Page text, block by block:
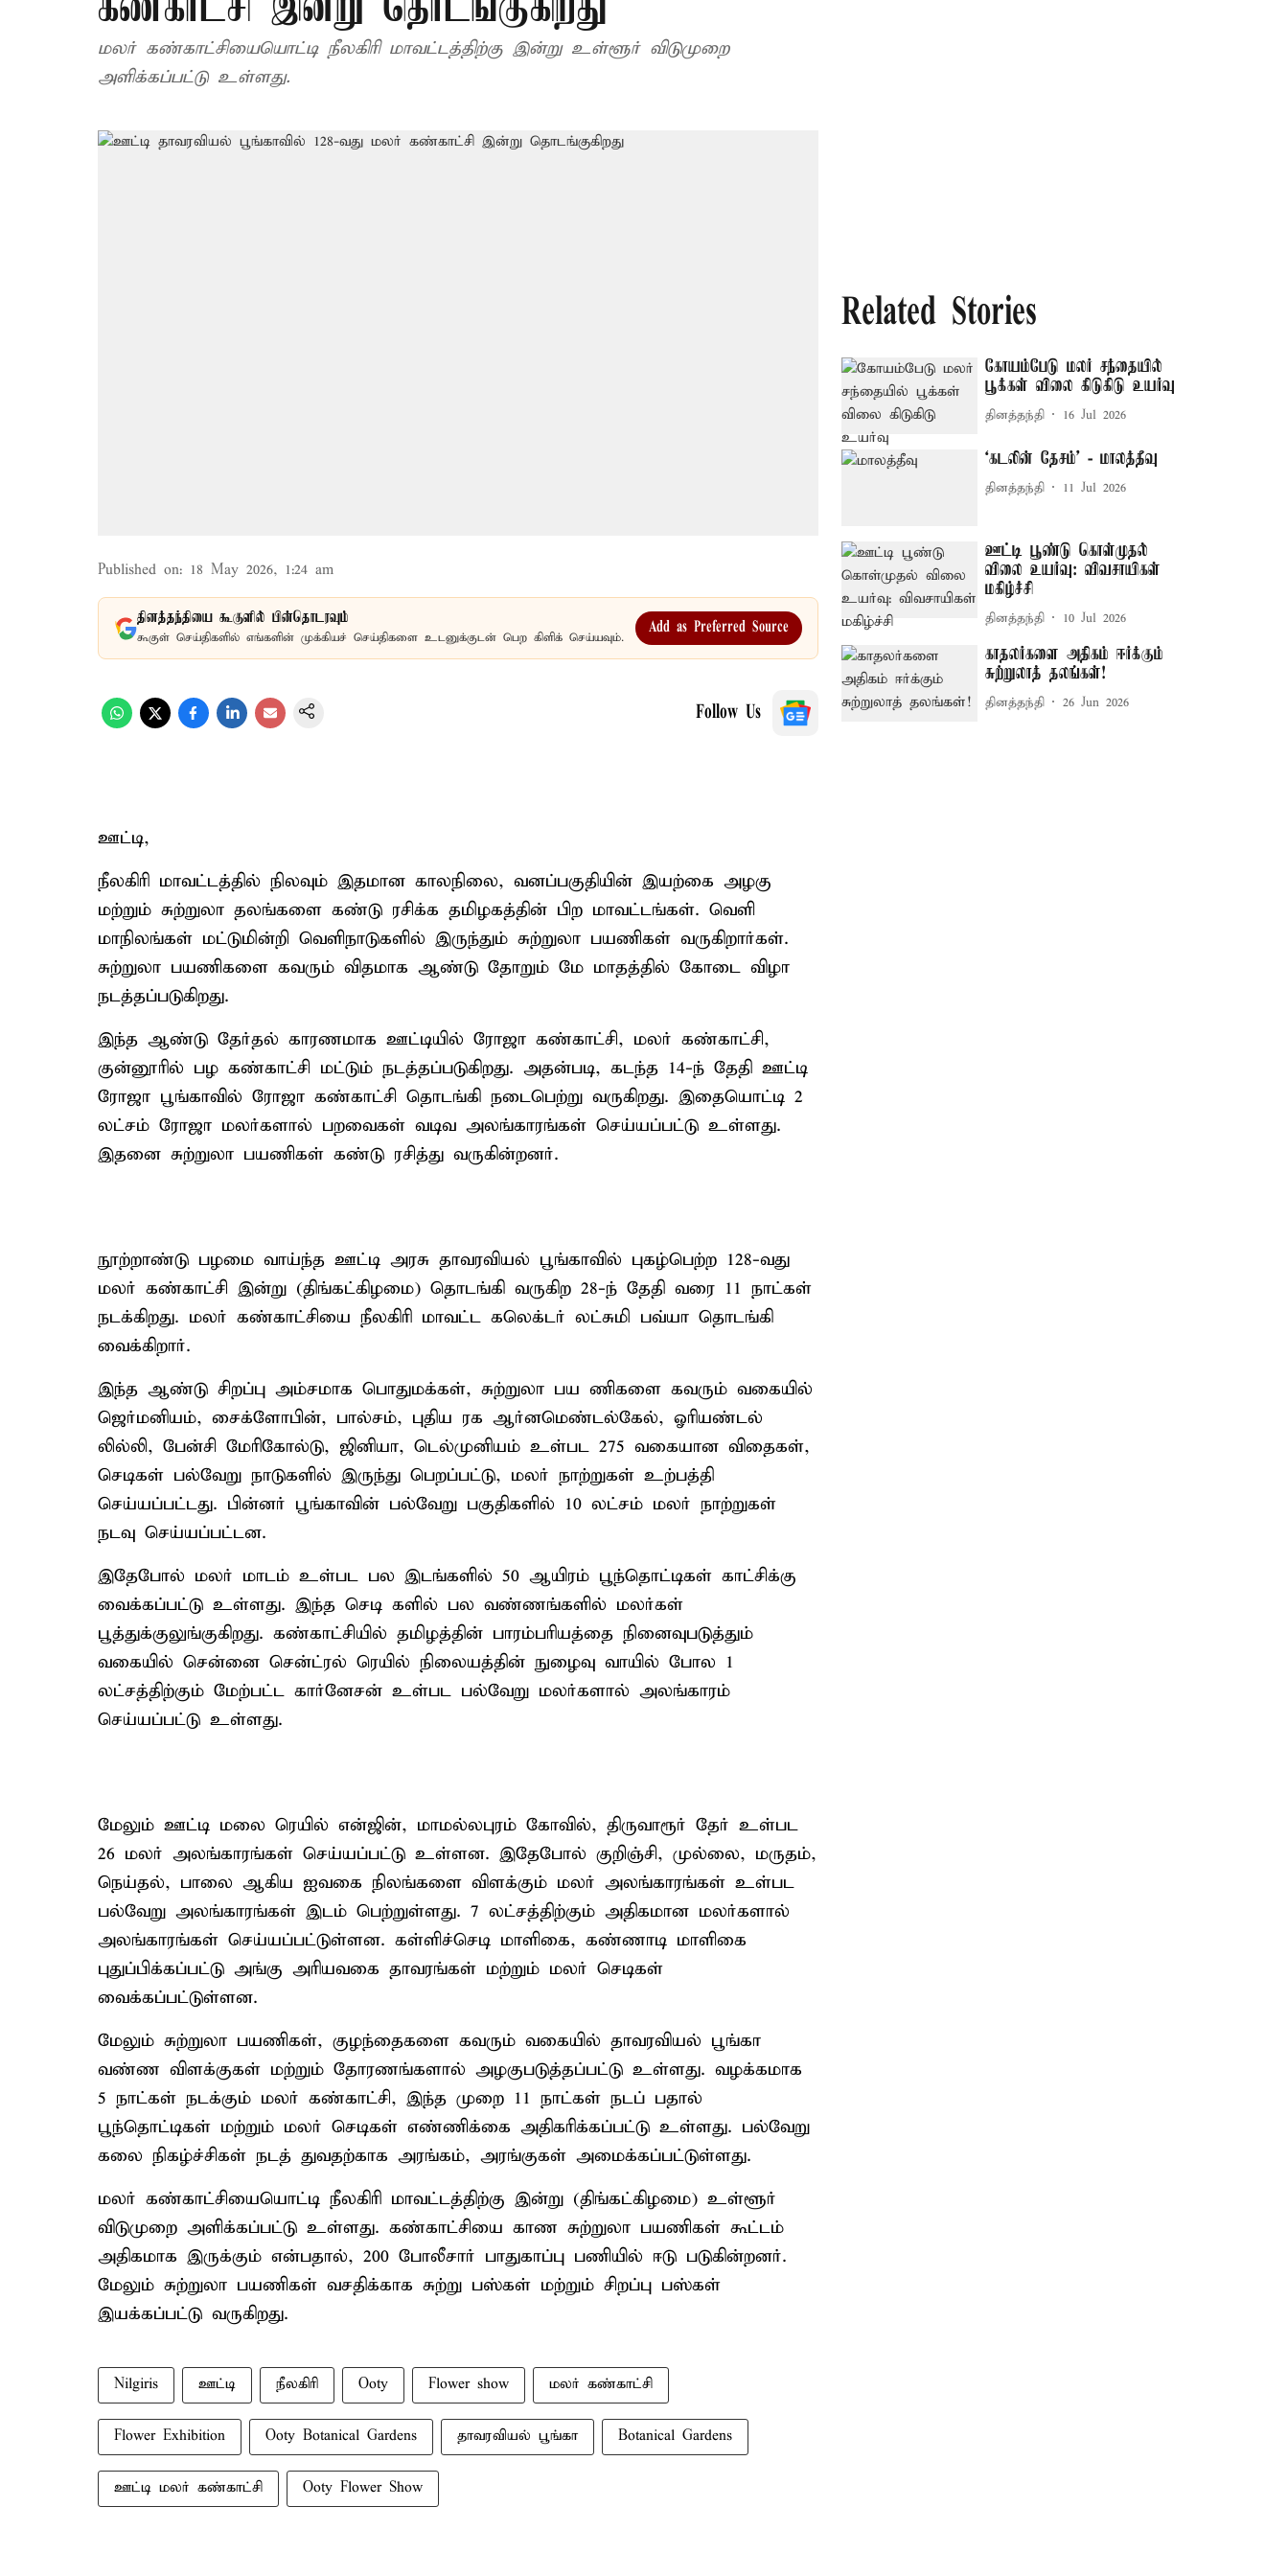
மலர் கண்காட்சியையொட்டி நீலகிரி மாவட்டத்திற்கு இன்று உள்ளூர் விடுமுறை
அளிக்கப்பட்டு உள்ளது.
Published on: 18 May 2026, 1:24 am
தினத்தந்தியை கூகுளில் பின்தொடரவும்
கூகுள் செய்திகளில் எங்களின் முக்கியச் செய்திகளை உடனுக்குடன் பெற கிளிக் செய்யவும்.
Add as Preferred Source
Follow Us
ஊட்டி,
நீலகிரி மாவட்டத்தில் நிலவும் இதமான காலநிலை, வனப்பகுதியின் இயற்கை அழகு
மற்றும் சுற்றுலா தலங்களை கண்டு ரசிக்க தமிழகத்தின் பிற மாவட்டங்கள். வெளி
மாநிலங்கள் மட்டுமின்றி வெளிநாடுகளில் இருந்தும் சுற்றுலா பயணிகள் வருகிறார்கள்.
சுற்றுலா பயணிகளை கவரும் விதமாக ஆண்டு தோறும் மே மாதத்தில் கோடை விழா
நடத்தப்படுகிறது.
இந்த ஆண்டு தேர்தல் காரணமாக ஊட்டியில் ரோஜா கண்காட்சி, மலர் கண்காட்சி,
குன்னூரில் பழ கண்காட்சி மட்டும் நடத்தப்படுகிறது. அதன்படி, கடந்த 14-ந் தேதி ஊட்டி
ரோஜா பூங்காவில் ரோஜா கண்காட்சி தொடங்கி நடைபெற்று வருகிறது. இதையொட்டி 2
லட்சம் ரோஜா மலர்களால் பறவைகள் வடிவ அலங்காரங்கள் செய்யப்பட்டு உள்ளது.
இதனை சுற்றுலா பயணிகள் கண்டு ரசித்து வருகின்றனர்.
நூற்றாண்டு பழமை வாய்ந்த ஊட்டி அரசு தாவரவியல் பூங்காவில் புகழ்பெற்ற 128-வது
மலர் கண்காட்சி இன்று (திங்கட்கிழமை) தொடங்கி வருகிற 28-ந் தேதி வரை 11 நாட்கள்
நடக்கிறது. மலர் கண்காட்சியை நீலகிரி மாவட்ட கலெக்டர் லட்சுமி பவ்யா தொடங்கி
வைக்கிறார்.
இந்த ஆண்டு சிறப்பு அம்சமாக பொதுமக்கள், சுற்றுலா பய ணிகளை கவரும் வகையில்
ஜெர்மனியம், சைக்ளோபின், பால்சம், புதிய ரக ஆர்னமெண்டல்கேல், ஓரியண்டல்
லில்லி, பேன்சி மேரிகோல்டு, ஜினியா, டெல்முனியம் உள்பட 275 வகையான விதைகள்,
செடிகள் பல்வேறு நாடுகளில் இருந்து பெறப்பட்டு, மலர் நாற்றுகள் உற்பத்தி
செய்யப்பட்டது. பின்னர் பூங்காவின் பல்வேறு பகுதிகளில் 10 லட்சம் மலர் நாற்றுகள்
நடவு செய்யப்பட்டன.
இதேபோல் மலர் மாடம் உள்பட பல இடங்களில் 50 ஆயிரம் பூந்தொட்டிகள் காட்சிக்கு
வைக்கப்பட்டு உள்ளது. இந்த செடி களில் பல வண்ணங்களில் மலர்கள்
பூத்துக்குலுங்குகிறது. கண்காட்சியில் தமிழத்தின் பாரம்பரியத்தை நினைவுபடுத்தும்
வகையில் சென்னை சென்ட்ரல் ரெயில் நிலையத்தின் நுழைவு வாயில் போல 1
லட்சத்திற்கும் மேற்பட்ட கார்னேசன் உள்பட பல்வேறு மலர்களால் அலங்காரம்
செய்யப்பட்டு உள்ளது.
மேலும் ஊட்டி மலை ரெயில் என்ஜின், மாமல்லபுரம் கோவில், திருவாரூர் தேர் உள்பட
26 மலர் அலங்காரங்கள் செய்யப்பட்டு உள்ளன. இதேபோல் குறிஞ்சி, முல்லை, மருதம்,
நெய்தல், பாலை ஆகிய ஐவகை நிலங்களை விளக்கும் மலர் அலங்காரங்கள் உள்பட
பல்வேறு அலங்காரங்கள் இடம் பெற்றுள்ளது. 7 லட்சத்திற்கும் அதிகமான மலர்களால்
அலங்காரங்கள் செய்யப்பட்டுள்ளன. கள்ளிச்செடி மாளிகை, கண்ணாடி மாளிகை
புதுப்பிக்கப்பட்டு அங்கு அரியவகை தாவரங்கள் மற்றும் மலர் செடிகள்
வைக்கப்பட்டுள்ளன.
மேலும் சுற்றுலா பயணிகள், குழந்தைகளை கவரும் வகையில் தாவரவியல் பூங்கா
வண்ண விளக்குகள் மற்றும் தோரணங்களால் அழகுபடுத்தப்பட்டு உள்ளது. வழக்கமாக
5 நாட்கள் நடக்கும் மலர் கண்காட்சி, இந்த முறை 11 நாட்கள் நடப் பதால்
பூந்தொட்டிகள் மற்றும் மலர் செடிகள் எண்ணிக்கை அதிகரிக்கப்பட்டு உள்ளது. பல்வேறு
கலை நிகழ்ச்சிகள் நடத் துவதற்காக அரங்கம், அரங்குகள் அமைக்கப்பட்டுள்ளது.
மலர் கண்காட்சியையொட்டி நீலகிரி மாவட்டத்திற்கு இன்று (திங்கட்கிழமை) உள்ளூர்
விடுமுறை அளிக்கப்பட்டு உள்ளது. கண்காட்சியை காண சுற்றுலா பயணிகள் கூட்டம்
அதிகமாக இருக்கும் என்பதால், 200 போலீசார் பாதுகாப்பு பணியில் ஈடு படுகின்றனர்.
மேலும் சுற்றுலா பயணிகள் வசதிக்காக சுற்று பஸ்கள் மற்றும் சிறப்பு பஸ்கள்
இயக்கப்பட்டு வருகிறது.
Nilgiris ஊட்டி நீலகிரி Ooty Flower show மலர் கண்காட்சி
Flower Exhibition Ooty Botanical Gardens தாவரவியல் பூங்கா Botanical Gardens
ஊட்டி மலர் கண்காட்சி Ooty Flower Show
Related Stories
கோயம்பேடு மலர் சந்தையில்
பூக்கள் விலை கிடுகிடு உயர்வு
தினத்தந்தி 16 Jul 2026
‘கடலின் தேசம்’ - மாலத்தீவு
தினத்தந்தி 11 Jul 2026
ஊட்டி பூண்டு கொள்முதல்
விலை உயர்வு: விவசாயிகள்
மகிழ்ச்சி
தினத்தந்தி 10 Jul 2026
காதலர்களை அதிகம் ஈர்க்கும்
சுற்றுலாத் தலங்கள்!
தினத்தந்தி 26 Jun 2026